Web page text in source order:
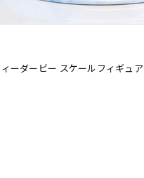
ーダービー スケールフィギュ